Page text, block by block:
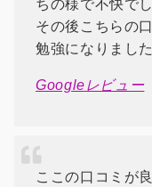
ちの様で不快でし
その後こちらの
勉強になりました
Googleレビュー
ここの口コミが